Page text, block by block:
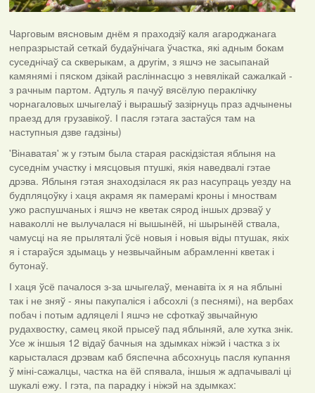
Чарговым вясновым днём я праходзіў каля агароджанага
непразрыстай сеткай будаўнічага ўчастка, які адным бокам
суседнічаў са скверыкам, а другім, з яшчэ не засыпанай
камянямі і пяском дзікай расліннасцю з невялікай сажалкай -
з рачным партом. Адтуль я пачуў вясёлую пераклічку
чорнагаловых шчыгелаў і вырашыў зазірнуць праз адчынены
праезд для грузавікоў. І пасля гэтага застаўся там на
наступныя дзве гадзіны)
'Вінаватая' ж у гэтым была старая раскідзістая яблыня на
суседнім участку і мясцовыя птушкі, якія наведвалі гэтае
дрэва. Яблыня гэтая знаходзілася як раз насупраць уезду на
будпляцоўку і хаця акрамя як памерамі кроны і мноствам
ужо распушчаных і яшчэ не кветак сярод іншых дрэваў у
наваколлі не вылучалася ні вышынёй, ні шырынёй ствала,
чамусці на яе прыляталі ўсё новыя і новыя віды птушак, якіх
я і стараўся здымаць у незвычайным абрамленні кветак і
бутонаў.
І хаця ўсё пачалося з-за шчыгелаў, менавіта іх я на яблыні
так і не зняў - яны пакупаліся і абсохлі (з песнямі), на вербах
побач і потым адляцелі І яшчэ не сфоткаў звычайную
рудахвостку, самец якой прысеў пад яблыняй, але хутка знік.
Усе ж іншыя 12 відаў бачныя на здымках ніжэй і частка з іх
карысталася дрэвам каб бяспечна абсохнуць пасля купання
ў міні-сажалцы, частка на ёй спявала, іншыя ж адпачывалі ці
шукалі ежу. І гэта, па парадку і ніжэй на здымках: